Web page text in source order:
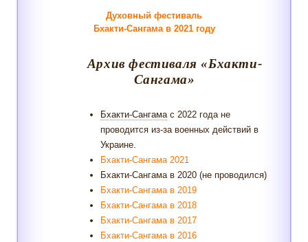
Духовный фестиваль
Бхакти-Сангама в 2021 году
Архив фестиваля «Бхакти-
Сангама»
Бхакти-Сангамас 2022 года не
проводится из-за военных действий в
Украине.
Бхакти-Сангама 2021
Бхакти-Сангама в 2020 (не проводился)
Бхакти-Сангама в 2019
Бхакти-Сангама в 2018
Бхакти-Сангама в 2017
Бхакти-Сангама в 2016